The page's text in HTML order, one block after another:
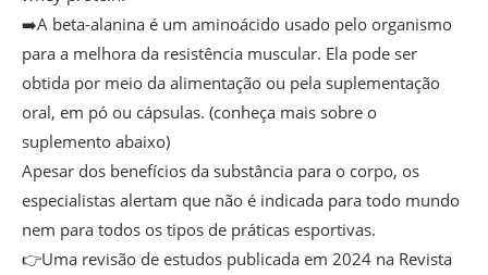
➡️A beta-alanina é um aminoácido usado pelo organismo
para a melhora da resistência muscular. Ela pode ser
obtida por meio da alimentação ou pela suplementação
oral, em pó ou cápsulas. (conheça mais sobre o
suplemento abaixo)
Apesar dos benefícios da substância para o corpo, os
especialistas alertam que não é indicada para todo mundo
nem para todos os tipos de práticas esportivas.
👉Uma revisão de estudos publicada em 2024 na Revista